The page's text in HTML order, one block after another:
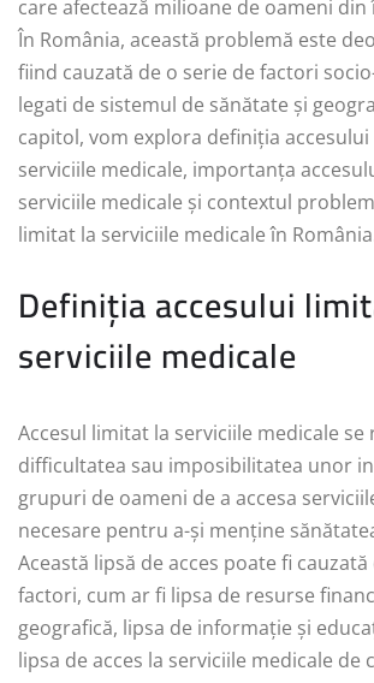
care afectează milioane de oameni
În România, această problemă este
fiind cauzată de o serie de factori
legati de sistemul de sănătate și
capitol, vom explora definiția
serviciile medicale, importanța
serviciile medicale și contextul
limitat la serviciile medicale în
Definiția accesului
serviciile medicale
Accesul limitat la serviciile medicale se
difficultatea sau imposibilitatea unor
grupuri de oameni de a accesa
necesare pentru a-și menține
Această lipsă de acces poate fi
factori, cum ar fi lipsa de resurse
geografică, lipsa de informație și
lipsa de acces la serviciile medicale de